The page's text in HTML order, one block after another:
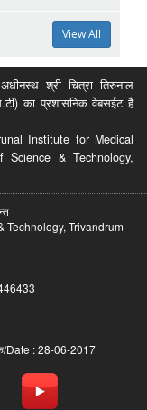
View All
श्री चित्रा तिरुनाल
का प्रशासनिक वेबसईट है
Institute for Medical
Science & Technology,
Technology, Trivandrum
Date : 28-06-2017